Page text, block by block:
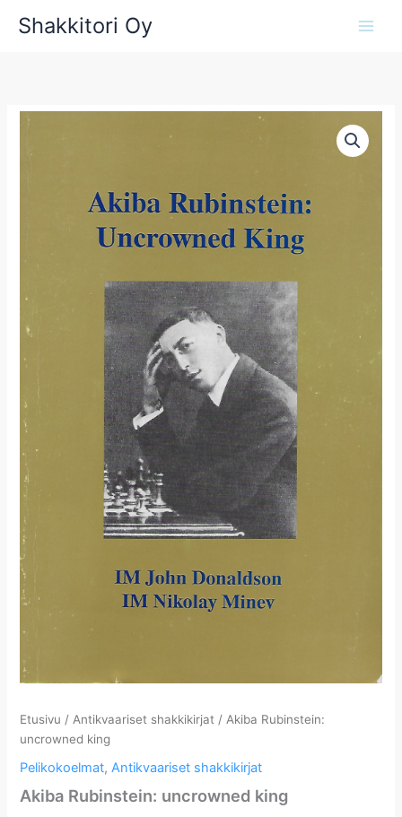
sisältöön
Shakkitori Oy
Etusivu /Antikvaariset shakkikirjat / Akiba Rubinstein:
uncrowned king
Pelikokoelmat,Antikvaariset shakkikirjat
Akiba Rubinstein: uncrowned king